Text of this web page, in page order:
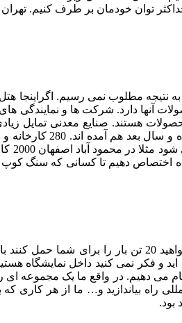
نتیجه مطلوب نمی رسیم. اگراینجا
آنها دارد. شرکت ها و نمایندگی
هستند. صنایع معدنی تمایل
دارد و همه
هکتار باقیمانده از 15 هکتار را به نمایشگاه دائمی کوپ و بریده اختصاص
اینجا اختیاربا خودمان است. اگر شما بخواهید در تهران یکی از این سنگ های خام را جابجا کنید مجبورهستید شش میلیون
و فکر نمی کنید داخل نمایشگاه
می دهیم. در واقع ما یک مجموعه ای
راه بیاندازید و… ما از هر
بود.